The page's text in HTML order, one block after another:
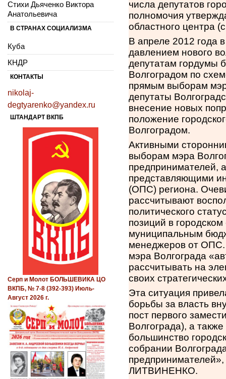
числа депутатов
полномочия
областного центра
В апреле 2012 года
давлением нового
депутатам гордумы
Волгоградом по
прямым выборам
депутаты
внесение новых
положение
Волгоградом.
Активными
выборам мэра
предпринимателей,
представляющими
(ОПС) региона.
рассчитывают
политического
позиций в
муниципальным
менеджеров от ОПС.
мэра Волгограда
рассчитывать на
своих
Эта ситуация
борьбы за власть
пост первого
Волгограда), а
большинство
собрании
ЛИТВИНЕНКО.
Стихи Дьяченко Виктора
Анатольевича
В СТРАНАХ СОЦИАЛИЗМА
Куба
КНДР
КОНТАКТЫ
nikolaj-
degtyarenko@yandex.ru
ШТАНДАРТ ВКПБ
Серп и Молот БОЛЬШЕВИКА ЦО
ВКПБ, № 7-8 (392-393) Июль-
Август 2026 г.